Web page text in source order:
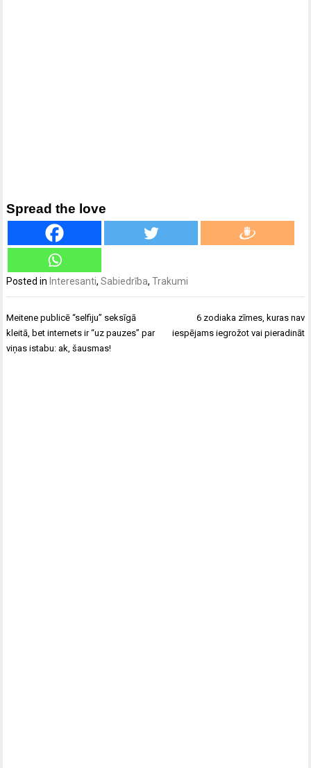
Spread the love
Posted in Interesanti,Sabiedrība,Trakumi
Ziņu
izvēlne
Meitene publicē “selfiju” seksīgā
kleitā, bet internets ir “uz pauzes” par
viņas istabu: ak, šausmas!
6 zodiaka zīmes, kuras nav
iespējams iegrožot vai pieradināt